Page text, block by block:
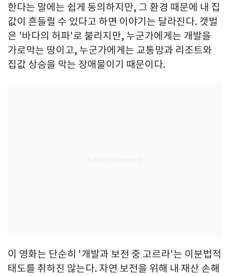
한다는 말에는 쉽게 동의하지만, 그 환경 때문에 내 집
값이 흔들릴 수 있다고 하면 이야기는 달라진다. 갯벌
은 '바다의 허파'로 불리지만, 누군가에게는 개발을
가로막는 땅이고, 누군가에게는 교통망과 리조트와
집값 상승을 막는 장애물이기 때문이다.
이 영화는 단순히 '개발과 보전 중 고르라'는 이분법적
태도를 취하진 않는다. 자연 보전을 위해 내 재산 손해